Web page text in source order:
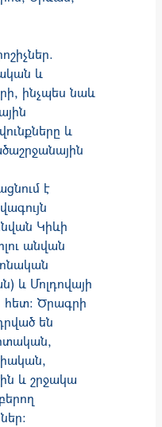
և
ինչպես նաև
և
է
Կիևի
անվան
և Մոլդովայի
հետ: Ծրագրի
են
և շրջակա